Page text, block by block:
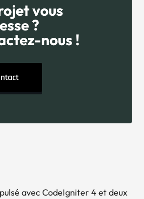
vous
?
nous !
avec CodeIgniter 4 et deux